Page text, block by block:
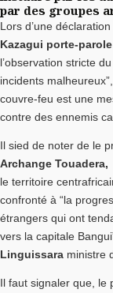
par des groupes
Lors d’une
Kazagui porte-
l’observation stricte
incidents
couvre-feu est une
contre des ennemis
Il sied de noter de le
Archange Touadera,
le territoire
confronté à “la
étrangers qui ont
vers la capitale
Linguissara ministre
Il faut signaler que, le